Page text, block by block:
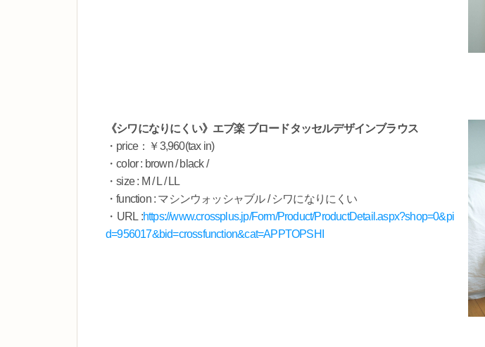
《シワになりにくい》エブ楽 ブロードタッセルデザインブラウス
・price：￥3,960(tax in)
・color : brown / black /
・size : M / L / LL
・function : マシンウォッシャブル / シワになりにくい
・URL :https://www.crossplus.jp/Form/Product/ProductDetail.aspx?shop=0&pi
d=956017&bid=crossfunction&cat=APPTOPSHI